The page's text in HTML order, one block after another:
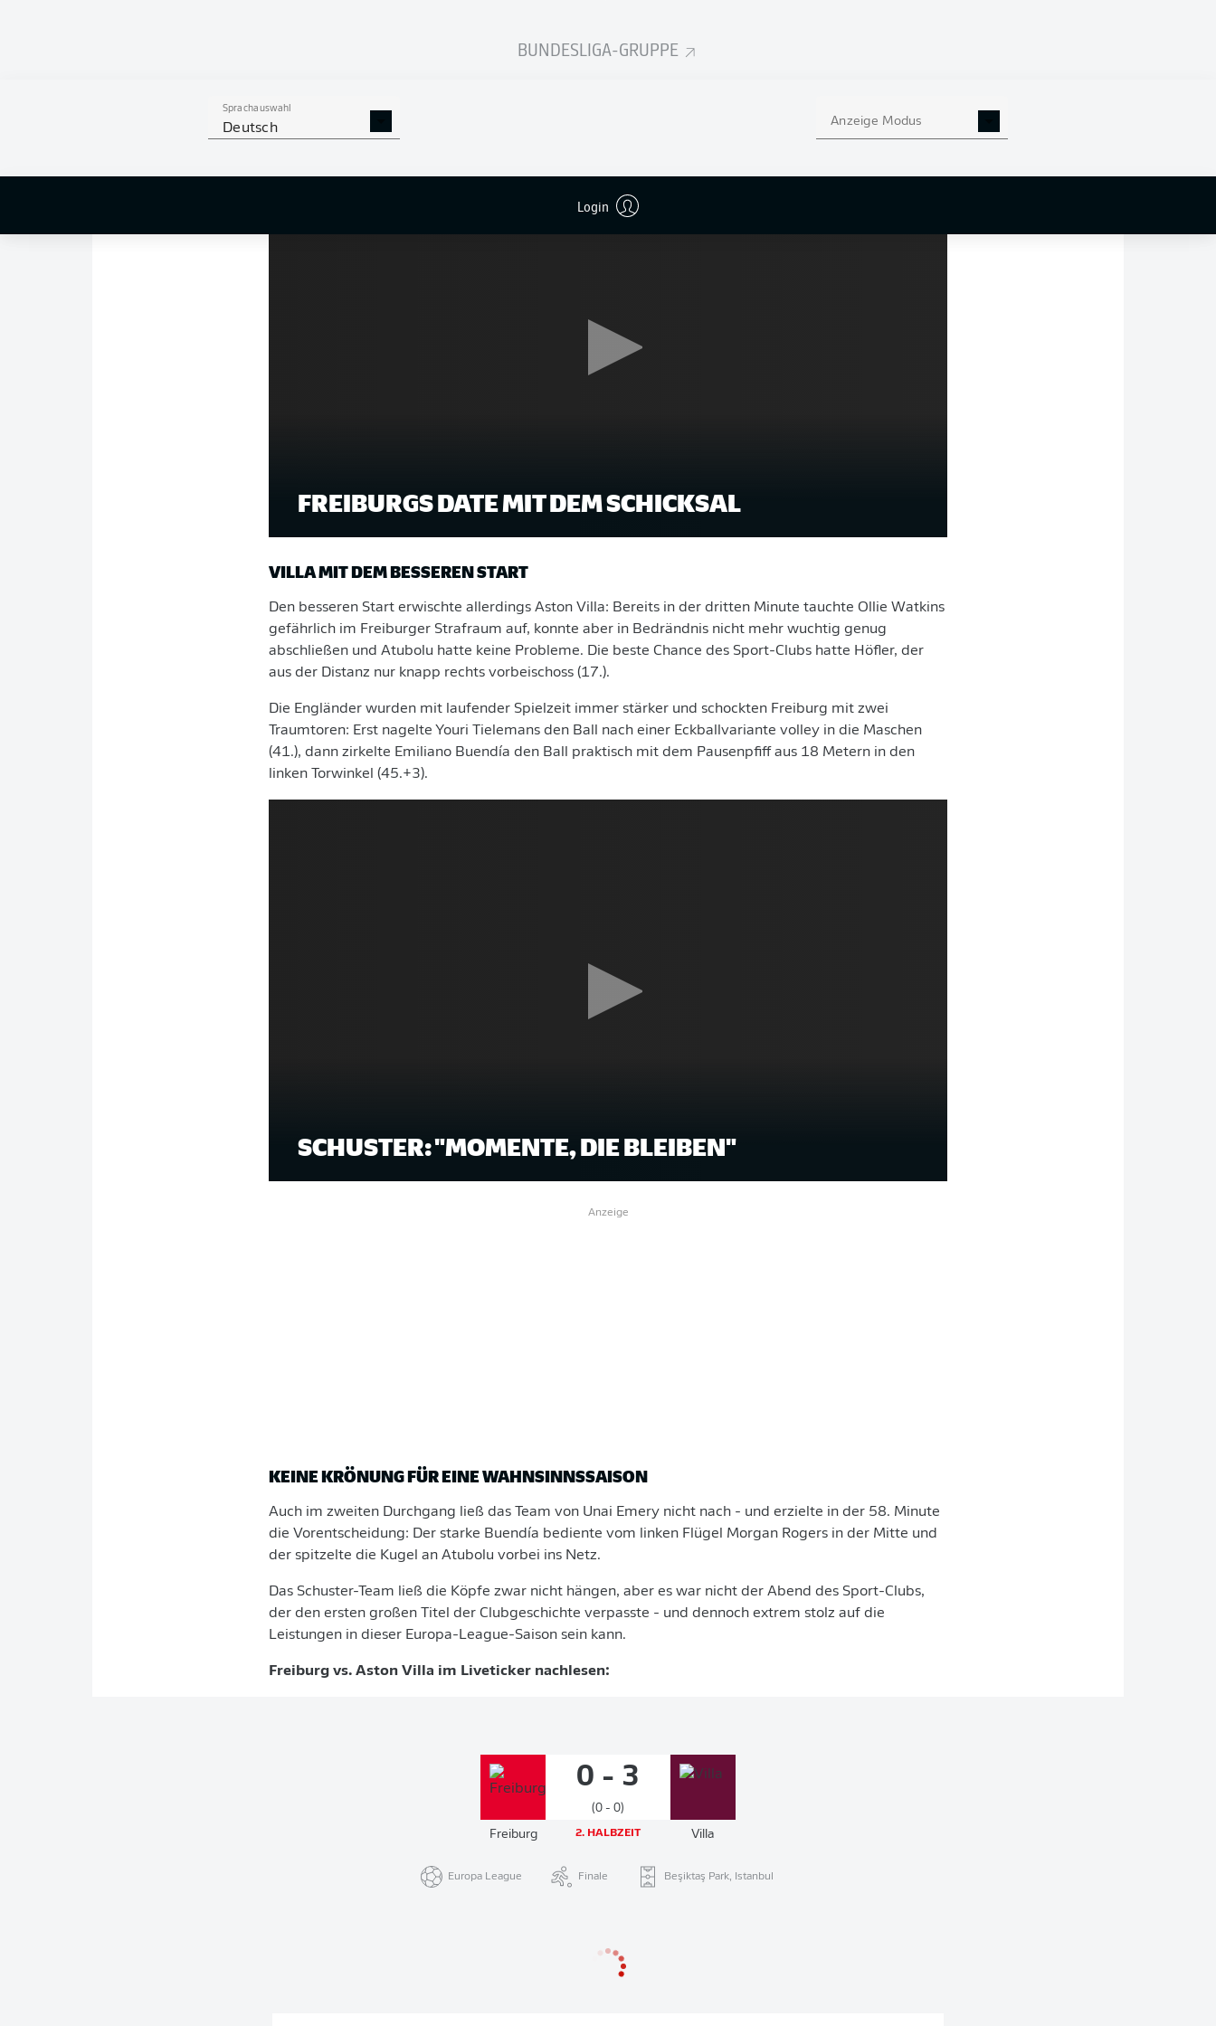
BUNDESLIGA-GRUPPE
Sprachauswahl
Deutsch Anzeige Modus
Login
hatte. Das hieß auch:
Johan Manzambibegann im offensiven Mittelfeld.
FREIBURGS DATE MIT DEM SCHICKSAL
VILLA MIT DEM BESSEREN START
Den besseren Start erwischte allerdings Aston Villa: Bereits in der dritten Minute tauchte Ollie Watkins
gefährlich im Freiburger Strafraum auf, konnte aber in Bedrändnis nicht mehr wuchtig genug
abschließen und Atubolu hatte keine Probleme. Die beste Chance des Sport-Clubs hatte Höfler, der
aus der Distanz nur knapp rechts vorbeischoss (17.).
Die Engländer wurden mit laufender Spielzeit immer stärker und schockten Freiburg mit zwei
Traumtoren: Erst nagelte Youri Tielemans den Ball nach einer Eckballvariante volley in die Maschen
(41.), dann zirkelte Emiliano Buendía den Ball praktisch mit dem Pausenpfiff aus 18 Metern in den
linken Torwinkel (45.+3).
SCHUSTER: "MOMENTE, DIE BLEIBEN"
Anzeige
KEINE KRÖNUNG FÜR EINE WAHNSINNSSAISON
Auch im zweiten Durchgang ließ das Team von Unai Emery nicht nach - und erzielte in der 58. Minute
die Vorentscheidung: Der starke Buendía bediente vom linken Flügel Morgan Rogers in der Mitte und
der spitzelte die Kugel an Atubolu vorbei ins Netz.
Das Schuster-Team ließ die Köpfe zwar nicht hängen, aber es war nicht der Abend des Sport-Clubs,
der den ersten großen Titel der Clubgeschichte verpasste - und dennoch extrem stolz auf die
Leistungen in dieser Europa-League-Saison sein kann.
Freiburg vs. Aston Villa im Liveticker nachlesen:
0 - 3
(0 - 0)
Freiburg 2. HALBZEIT Villa
Europa League Finale Beşiktaş Park, Istanbul